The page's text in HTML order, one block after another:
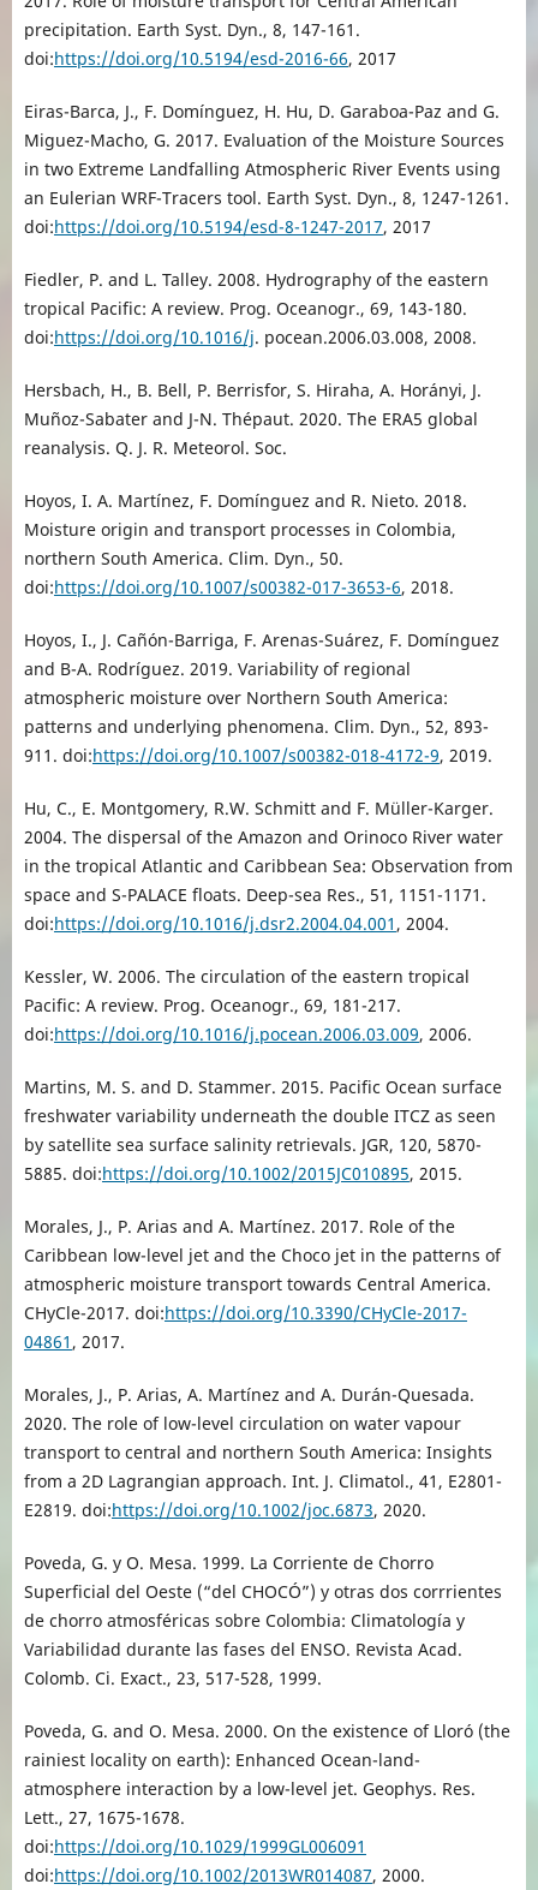
precipitation. Earth Syst. Dyn., 8, 147-161.
doi:https://doi.org/10.5194/esd-2016-66, 2017
Eiras-Barca, J., F. Domínguez, H. Hu, D. Garaboa-Paz and G.
Miguez-Macho, G. 2017. Evaluation of the Moisture Sources
in two Extreme Landfalling Atmospheric River Events using
an Eulerian WRF-Tracers tool. Earth Syst. Dyn., 8, 1247-1261.
doi:https://doi.org/10.5194/esd-8-1247-2017, 2017
Fiedler, P. and L. Talley. 2008. Hydrography of the eastern
tropical Pacific: A review. Prog. Oceanogr., 69, 143-180.
doi:https://doi.org/10.1016/j. pocean.2006.03.008, 2008.
Hersbach, H., B. Bell, P. Berrisfor, S. Hiraha, A. Horányi, J.
Muñoz-Sabater and J-N. Thépaut. 2020. The ERA5 global
reanalysis. Q. J. R. Meteorol. Soc.
Hoyos, I. A. Martínez, F. Domínguez and R. Nieto. 2018.
Moisture origin and transport processes in Colombia,
northern South America. Clim. Dyn., 50.
doi:https://doi.org/10.1007/s00382-017-3653-6, 2018.
Hoyos, I., J. Cañón-Barriga, F. Arenas-Suárez, F. Domínguez
and B-A. Rodríguez. 2019. Variability of regional
atmospheric moisture over Northern South America:
patterns and underlying phenomena. Clim. Dyn., 52, 893-
911. doi:https://doi.org/10.1007/s00382-018-4172-9, 2019.
Hu, C., E. Montgomery, R.W. Schmitt and F. Müller-Karger.
2004. The dispersal of the Amazon and Orinoco River water
in the tropical Atlantic and Caribbean Sea: Observation from
space and S-PALACE floats. Deep-sea Res., 51, 1151-1171.
doi:https://doi.org/10.1016/j.dsr2.2004.04.001 , 2004.
Kessler, W. 2006. The circulation of the eastern tropical
Pacific: A review. Prog. Oceanogr., 69, 181-217.
doi:https://doi.org/10.1016/j.pocean.2006.03.009, 2006.
Martins, M. S. and D. Stammer. 2015. Pacific Ocean surface
freshwater variability underneath the double ITCZ as seen
by satellite sea surface salinity retrievals. JGR, 120, 5870-
5885. doi:https://doi.org/10.1002/2015JC010895, 2015.
Morales, J., P. Arias and A. Martínez. 2017. Role of the
Caribbean low-level jet and the Choco jet in the patterns of
atmospheric moisture transport towards Central America.
CHyCle-2017. doi:https://doi.org/10.3390/CHyCle-2017-
04861 , 2017.
Morales, J., P. Arias, A. Martínez and A. Durán-Quesada.
2020. The role of low-level circulation on water vapour
transport to central and northern South America: Insights
from a 2D Lagrangian approach. Int. J. Climatol., 41, E2801-
E2819. doi:https://doi.org/10.1002/joc.6873, 2020.
Poveda, G. y O. Mesa. 1999. La Corriente de Chorro
Superficial del Oeste (“del CHOCÓ”) y otras dos corrrientes
de chorro atmosféricas sobre Colombia: Climatología y
Variabilidad durante las fases del ENSO. Revista Acad.
Colomb. Ci. Exact., 23, 517-528, 1999.
Poveda, G. and O. Mesa. 2000. On the existence of Lloró (the
rainiest locality on earth): Enhanced Ocean-land-
atmosphere interaction by a low-level jet. Geophys. Res.
Lett., 27, 1675-1678.
doi:https://doi.org/10.1029/1999GL006091
doi:https://doi.org/10.1002/2013WR014087, 2000.